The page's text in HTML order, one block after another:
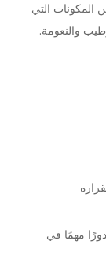
المكونات التي
والنعومة.
مهمًا في